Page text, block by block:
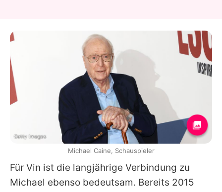
Für Vin ist die langjährige Verbindung zu
Michael ebenso bedeutsam. Bereits 2015
Getty Images
Michael Caine, Schauspieler